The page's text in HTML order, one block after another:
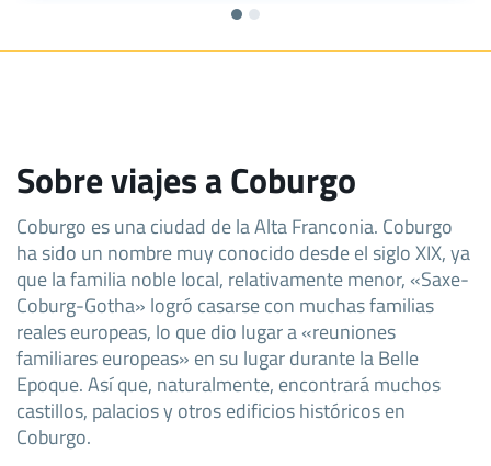
Sobre viajes a Coburgo
Coburgo es una ciudad de la Alta Franconia. Coburgo
ha sido un nombre muy conocido desde el siglo XIX, ya
que la familia noble local, relativamente menor, «Saxe-
Coburg-Gotha» logró casarse con muchas familias
reales europeas, lo que dio lugar a «reuniones
familiares europeas» en su lugar durante la Belle
Epoque. Así que, naturalmente, encontrará muchos
castillos, palacios y otros edificios históricos en
Coburgo.